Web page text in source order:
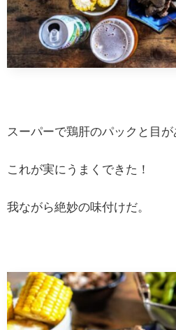
スーパーで鶏肝のパックと目が
これが実にうまくできた！
我ながら絶妙の味付けだ。